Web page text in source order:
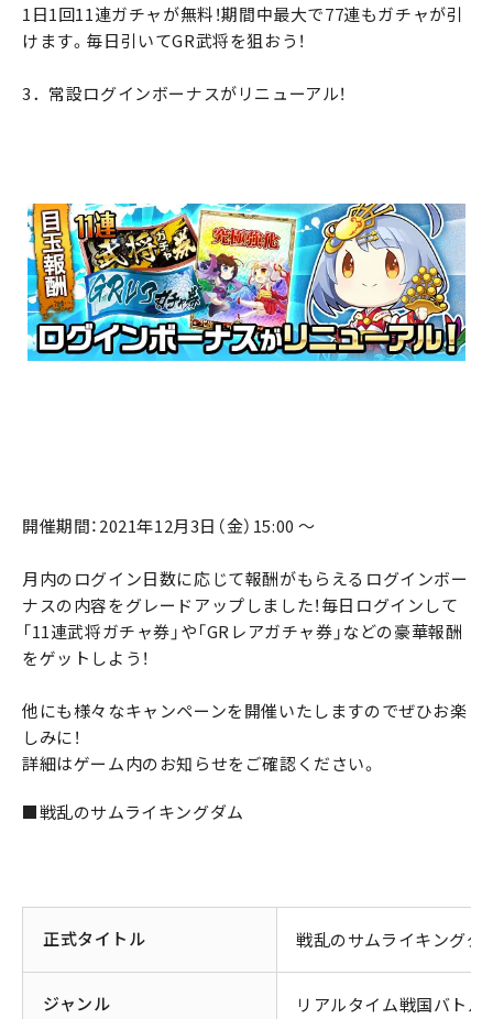
1日1回11連ガチャが無料！期間中最大で77連もガチャが引
けます。毎日引いてGR武将を狙おう！
3．常設ログインボーナスがリニューアル！
開催期間：2021年12月3日（金）15:00 ～
月内のログイン日数に応じて報酬がもらえるログインボー
ナスの内容をグレードアップしました！毎日ログインして
「11連武将ガチャ券」や「GRレアガチャ券」などの豪華報酬
をゲットしよう！
他にも様々なキャンペーンを開催いたしますのでぜひお楽
しみに！
詳細はゲーム内のお知らせをご確認ください。
■戦乱のサムライキングダム
正式タイトル 戦乱のサムライキングダ
ジャンル リアルタイム戦国バトル